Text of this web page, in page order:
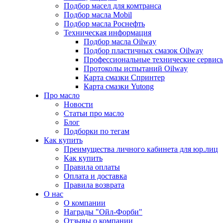
Подбор масел для комтранса
Подбор масла Mobil
Подбор масла Роснефть
Техническая информация
Подбор масла Oilway
Подбор пластичных смазок Oilway
Профессиональные технические
Протоколы испытаний Oilway
Карта смазки Спринтер
Карта смазки Yutong
Про масло
Новости
Статьи про масло
Блог
Подборки по тегам
Как купить
Преимущества личного кабинета для юр.лиц
Как купить
Правила оплаты
Оплата и доставка
Правила возврата
О нас
О компании
Награды "Ойл-Форби"
Отзывы о компании